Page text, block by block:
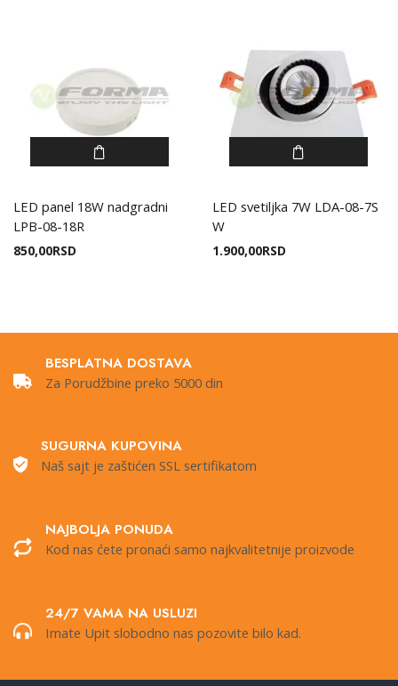
LED panel 18W nadgradni
LPB-08-18R
850,00RSD
LED svetiljka 7W LDA-08-7S
W
1.900,00RSD
BESPLATNA DOSTAVA
Za Porudžbine preko 5000 din
SUGURNA KUPOVINA
Naš sajt je zaštićen SSL sertifikatom
NAJBOLJA PONUDA
Kod nas ćete pronaći samo najkvalitetnije proizvode
24/7 VAMA NA USLUZI
Imate Upit slobodno nas pozovite bilo kad.